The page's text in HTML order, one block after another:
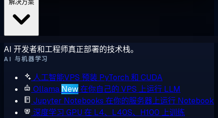
AI 开发者和工程师真正部署的技术栈。
AI 与机器学习
人工智能VPS 预装 PyTorch 和 CUDA
Ollama New在你自己的 VPS 上运行 LLM
Jupyter Notebooks 在你的服务器上运行 Notebook
深度学习 GPU 在 L4、L40S、H100 上训练